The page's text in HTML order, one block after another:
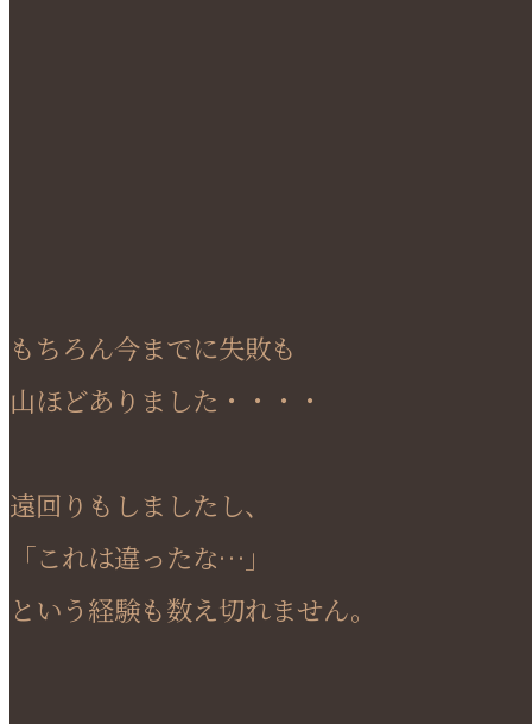
もちろん今までに失敗も
山ほどありました・・・・
遠回りもしましたし、
「これは違ったな…」
という経験も数え切れません。